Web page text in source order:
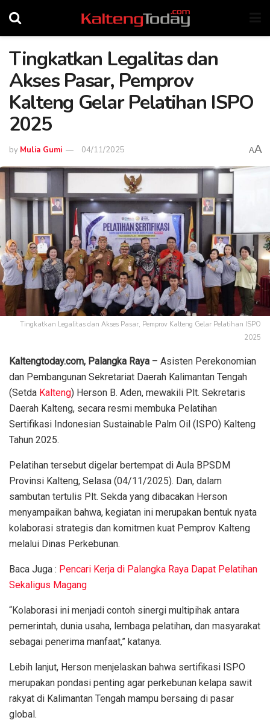
Tingkatkan Legalitas dan
Akses Pasar, Pemprov
Kalteng Gelar Pelatihan ISPO
2025
by Mulia Gumi 04/11/2025 AA
Tingkatkan Legalitas dan Akses Pasar, Pemprov Kalteng Gelar Pelatihan ISPO
2025
Kaltengtoday.com, Palangka Raya – Asisten Perekonomian
dan Pembangunan Sekretariat Daerah Kalimantan Tengah
(Setda Kalteng) Herson B. Aden, mewakili Plt. Sekretaris
Daerah Kalteng, secara resmi membuka Pelatihan
Sertifikasi Indonesian Sustainable Palm Oil (ISPO) Kalteng
Tahun 2025.
Pelatihan tersebut digelar bertempat di Aula BPSDM
Provinsi Kalteng, Selasa (04/11/2025). Dan, dalam
sambutan tertulis Plt. Sekda yang dibacakan Herson
menyampaikan bahwa, kegiatan ini merupakan bentuk nyata
kolaborasi strategis dan komitmen kuat Pemprov Kalteng
melalui Dinas Perkebunan.
Baca Juga : Pencari Kerja di Palangka Raya Dapat Pelatihan
Sekaligus Magang
“Kolaborasi ini menjadi contoh sinergi multipihak antara
pemerintah, dunia usaha, lembaga pelatihan, dan masyarakat
sebagai penerima manfaat,” katanya.
Lebih lanjut, Herson menjelaskan bahwa sertifikasi ISPO
merupakan pondasi penting agar perkebunan kelapa sawit
rakyat di Kalimantan Tengah mampu bersaing di pasar
global.